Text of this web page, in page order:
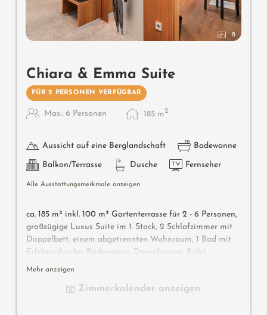
8
Chiara & Emma Suite
FÜR 2 PERSONEN VERFÜGBAR
Max.: 6 Personen 185 m2
Aussicht auf eine Berglandschaft Badewanne
Balkon/Terrasse Dusche Fernseher
Alle Ausstattungsmerkmale anzeigen
ca. 185 m² inkl. 100 m² Gartenterrasse für 2 - 6 Personen,
großzügige Luxus Suite im 1. Stock, 2 Schlafzimmer mit
Doppelbett, einem abgetrennten Wohnraum, 1 Bad mit
Erlebnisdusche, Badewanne, Dampfsauna, Bidet,
separates WC, 1 Bad mit Dusche, WC und Bidet,
Marmor, feine Stoffe und Designmöbel), Flat-TV, gratis
Mehr anzeigen
Zimmerkalender anzeigen